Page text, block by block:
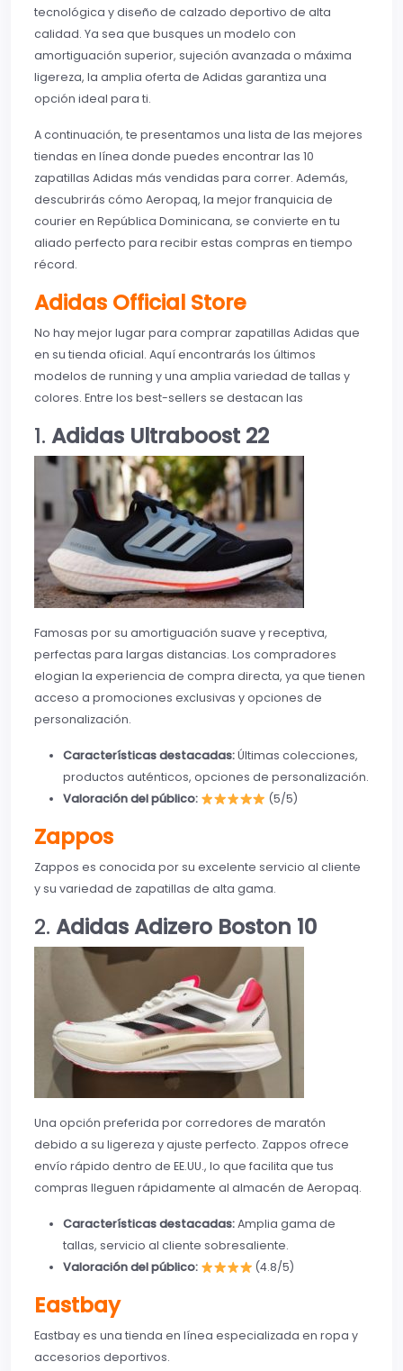
tecnológica y diseño de calzado deportivo de alta
calidad. Ya sea que busques un modelo con
amortiguación superior, sujeción avanzada o máxima
ligereza, la amplia oferta de Adidas garantiza una
opción ideal para ti.
A continuación, te presentamos una lista de las mejores
tiendas en línea donde puedes encontrar las 10
zapatillas Adidas más vendidas para correr. Además,
descubrirás cómo Aeropaq, la mejor franquicia de
courier en República Dominicana, se convierte en tu
aliado perfecto para recibir estas compras en tiempo
récord.
Adidas Official Store
No hay mejor lugar para comprar zapatillas Adidas que
en su tienda oficial. Aquí encontrarás los últimos
modelos de running y una amplia variedad de tallas y
colores. Entre los best-sellers se destacan las
1. Adidas Ultraboost 22
Famosas por su amortiguación suave y receptiva,
perfectas para largas distancias. Los compradores
elogian la experiencia de compra directa, ya que tienen
acceso a promociones exclusivas y opciones de
personalización.
Características destacadas:Últimas colecciones,
productos auténticos, opciones de personalización.
Valoración del público:
(5/5)
Zappos
Zappos es conocida por su excelente servicio al cliente
y su variedad de zapatillas de alta gama.
2. Adidas Adizero Boston 10
Una opción preferida por corredores de maratón
debido a su ligereza y ajuste perfecto. Zappos ofrece
envío rápido dentro de EE.UU., lo que facilita que tus
compras lleguen rápidamente al almacén de Aeropaq.
Características destacadas:Amplia gama de
tallas, servicio al cliente sobresaliente.
Valoración del público:
(4.8/5)
Eastbay
Eastbay es una tienda en línea especializada en ropa y
accesorios deportivos.